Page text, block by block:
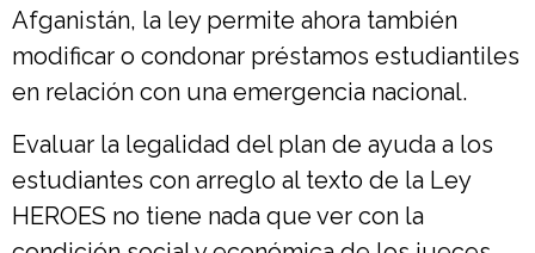
Afganistán, la ley permite ahora también
modificar o condonar préstamos estudiantiles
en relación con una emergencia nacional.
Evaluar la legalidad del plan de ayuda a los
estudiantes con arreglo al texto de la Ley
HEROES no tiene nada que ver con la